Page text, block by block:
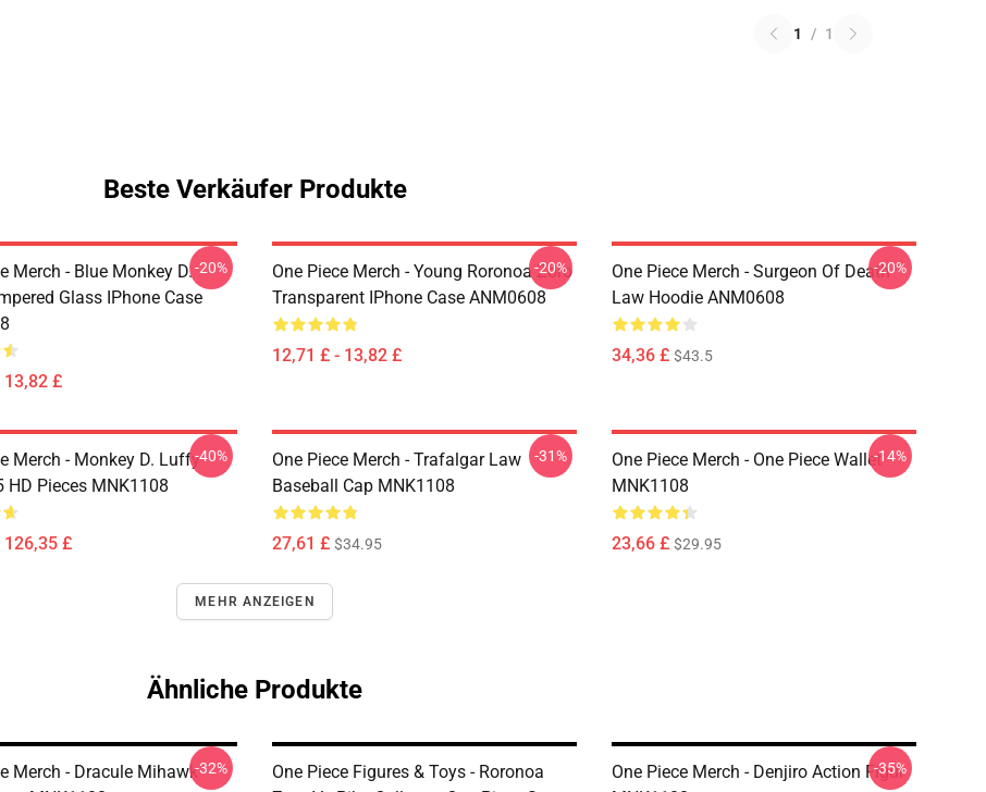
1 / 1
Beste Verkäufer Produkte
Merch - Blue Monkey D.
Glass IPhone Case
13,82 £
-20%
One Piece Merch - Young Roronoa Zoro
Transparent IPhone Case ANM0608
12,71 £ - 13,82 £
-20%
One Piece Merch - Surgeon Of Death
Law Hoodie ANM0608
34,36 £ $43.5
-20%
Merch - Monkey D. Luffy
HD Pieces MNK1108
126,35 £
-40%
One Piece Merch - Trafalgar Law
Baseball Cap MNK1108
27,61 £ $34.95
-31%
One Piece Merch - One Piece Wallet
MNK1108
23,66 £ $29.95
-14%
MEHR ANZEIGEN
Ähnliche Produkte
Merch - Dracule Mihawk-32%
One Piece Figures & Toys - Roronoa
One Piece Merch - Denjiro Action Figur
-35%